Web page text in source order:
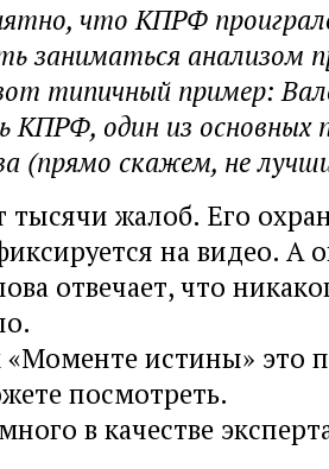
что КПРФ
заниматься анализом
типичный пример:
КПРФ, один из основных
(прямо скажем, не
жалоб. Его
на видео. А
отвечает, что
истины» это
посмотреть.
в качестве